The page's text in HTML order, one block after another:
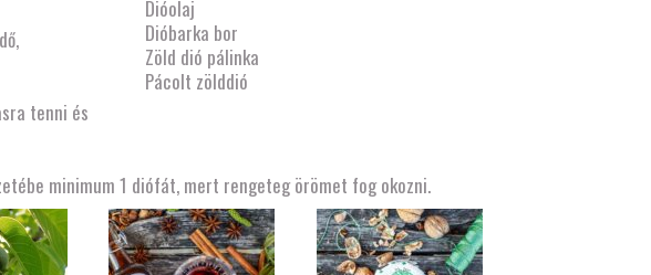
tenni és
Dióolaj
Dióbarka bor
Zöld dió pálinka
Pácolt zölddió
minimum 1 diófát, mert rengeteg örömet fog okozni.